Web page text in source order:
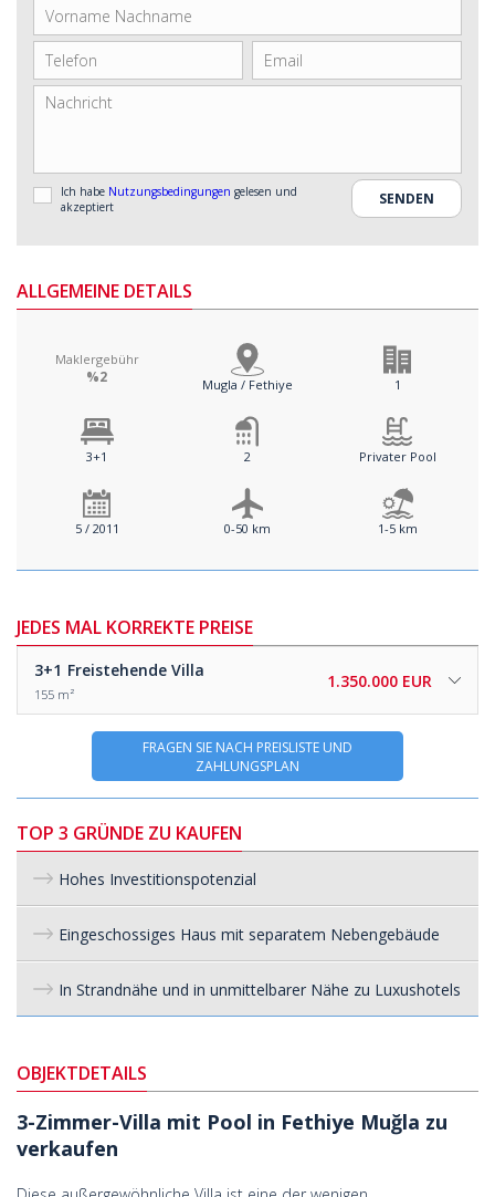
Ich habe Nutzungsbedingungen gelesen und
akzeptiert
ALLGEMEINE DETAILS
Maklergebühr
%2 Mugla / Fethiye 1
3+1 2 Privater Pool
5 / 2011 0-50 km 1-5 km
JEDES MAL KORREKTE PREISE
3+1 Freistehende Villa
155 m²
1.350.000 EUR
FRAGEN SIE NACH PREISLISTE UND
ZAHLUNGSPLAN
TOP 3 GRÜNDE ZU KAUFEN
Hohes Investitionspotenzial
Eingeschossiges Haus mit separatem Nebengebäude
In Strandnähe und in unmittelbarer Nähe zu Luxushotels
OBJEKTDETAILS
3-Zimmer-Villa mit Pool in Fethiye Muğla zu
verkaufen